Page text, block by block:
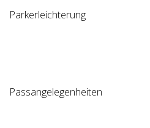
Parkerleichterung
Passangelegenheiten